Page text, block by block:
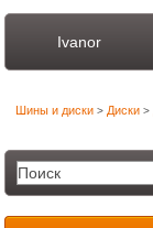
Ivanor
Шины и диски > Диски >